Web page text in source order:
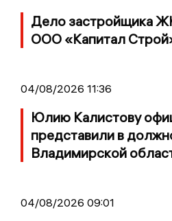
Дело застройщика
ООО «Капитал
04/08/2026 11:36
Юлию Калистову
представили в
Владимирской
04/08/2026 09:01